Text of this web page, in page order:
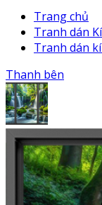
Trang chủ
Tranh dán
Tranh dán
Thanh bên